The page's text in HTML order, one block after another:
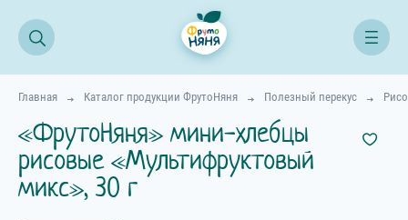
Главная Каталог продукции ФрутоНяня Полезный перекус
«ФрутоНяня» мини-хлебцы
рисовые «Мультифруктовый
микс», 30 г